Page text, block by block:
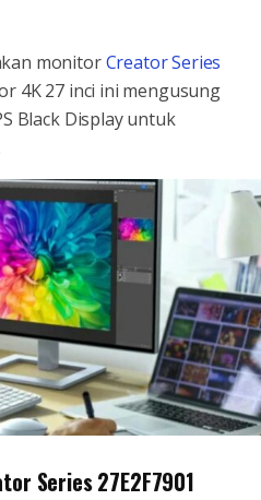
monitorCreator Series
4K 27 inci ini mengusung
Black Display untuk
Series 27E2F7901